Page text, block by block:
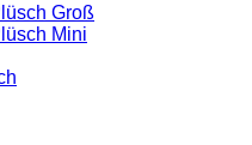
Groß
Mini